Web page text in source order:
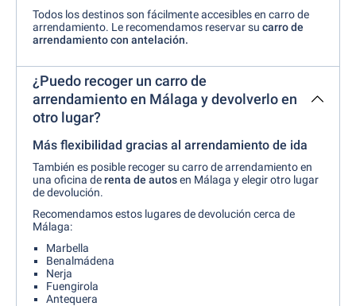
Todos los destinos son fácilmente accesibles en carro de
arrendamiento. Le recomendamos reservar su carro de
arrendamiento con antelación.
¿Puedo recoger un carro de
arrendamiento en Málaga y devolverlo en
otro lugar?
Más flexibilidad gracias al arrendamiento de ida
También es posible recoger su carro de arrendamiento en
una oficina derenta de autosen Málaga y elegir otro lugar
de devolución.
Recomendamos estos lugares de devolución cerca de
Málaga:
Marbella
Benalmádena
Nerja
Fuengirola
Antequera